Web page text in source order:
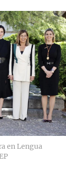
en Lengua